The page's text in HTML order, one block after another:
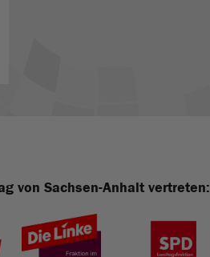
von Sachsen-Anhalt vertreten: